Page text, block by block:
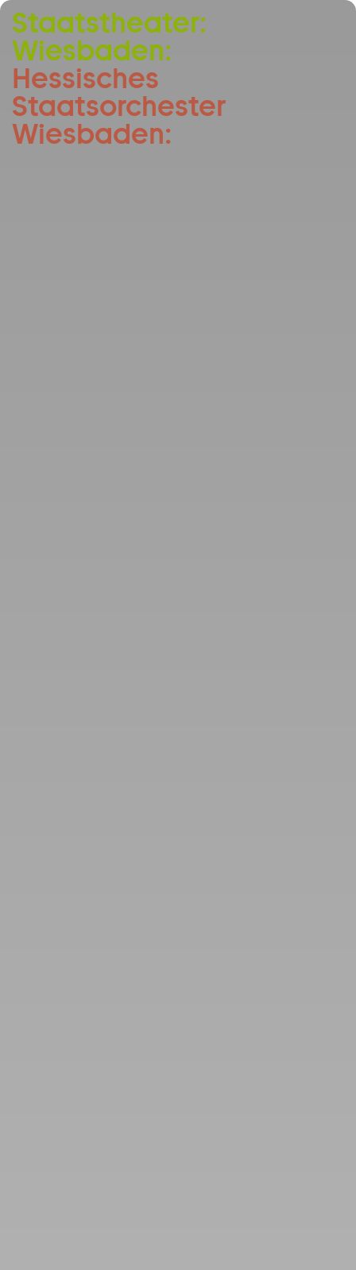
Zum Hauptinhalt springen
Zum Footer springen
Staatstheater:
Wiesbaden:
Hessisches
Staatsorchester
Wiesbaden: